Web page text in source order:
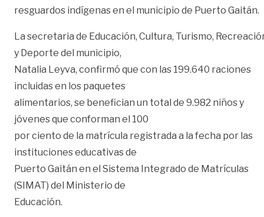
resguardos indígenas en el municipio de Puerto Gaitán.
La secretaria de Educación, Cultura, Turismo,
y Deporte del municipio,
Natalia Leyva, confirmó que con las 199.640 raciones
incluidas en los paquetes
alimentarios, se benefician un total de 9.982 niños y
jóvenes que conforman el 100
por ciento de la matrícula registrada a la fecha por las
instituciones educativas de
Puerto Gaitán en el Sistema Integrado de Matrículas
(SIMAT) del Ministerio de
Educación.